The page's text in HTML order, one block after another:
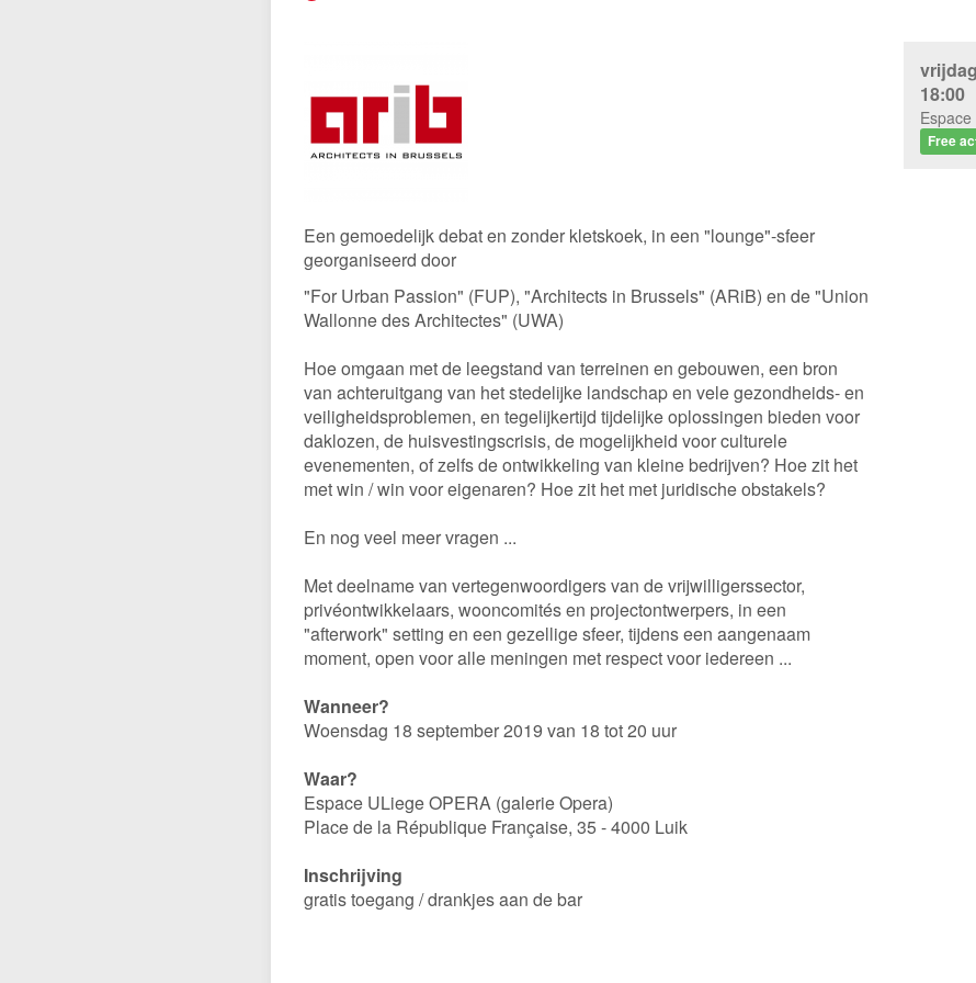
Belangrijke persoonlijkheden
Kent u de patroonheilige
Een gemoedelijk debat en zonder kletskoek, in een "lounge"-sfeer
georganiseerd door
"For Urban Passion" (FUP), "Architects in Brussels" (ARiB) en de "Union
Wallonne des Architectes" (UWA)
Hoe omgaan met de leegstand van terreinen en gebouwen, een bron
van achteruitgang van het stedelijke landschap en vele gezondheids- en
veiligheidsproblemen, en tegelijkertijd tijdelijke oplossingen bieden voor
daklozen, de huisvestingscrisis, de mogelijkheid voor culturele
evenementen, of zelfs de ontwikkeling van kleine bedrijven? Hoe zit het
met win / win voor eigenaren? Hoe zit het met juridische obstakels?
En nog veel meer vragen ...
Met deelname van vertegenwoordigers van de vrijwilligerssector,
privéontwikkelaars, wooncomités en projectontwerpers, in een
"afterwork" setting en een gezellige sfeer, tijdens een aangenaam
moment, open voor alle meningen met respect voor iedereen ...
Wanneer?
Woensdag 18 september 2019 van 18 tot 20 uur
Waar?
Espace ULiege OPERA (galerie Opera)
Place de la République Française, 35 - 4000 Luik
Inschrijving
gratis toegang / drankjes aan de bar
18:00
Free